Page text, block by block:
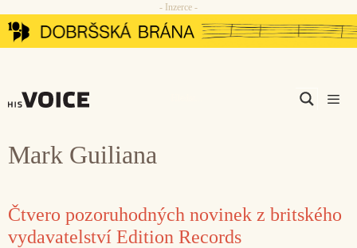
Přeskočit
na
- Inzerce -
Mark Guiliana
Čtvero pozoruhodných novinek z britského
vydavatelství Edition Records